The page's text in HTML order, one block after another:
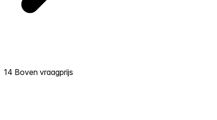
14 Boven vraagprijs